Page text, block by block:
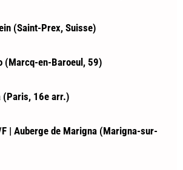
(Saint-Prex, Suisse)
(Marcq-en-Baroeul, 59)
(Paris, 16e arr.)
| Auberge de Marigna (Marigna-sur-